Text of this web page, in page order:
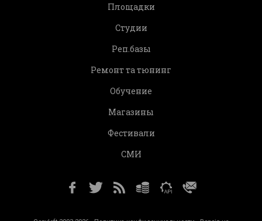
Площадки
Студии
Реп.базы
Ремонт та тюнинг
Обучение
Магазины
Фестивали
СМИ